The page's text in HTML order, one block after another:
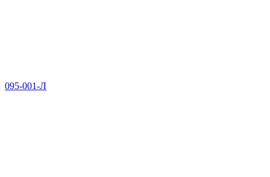
095-001-Л